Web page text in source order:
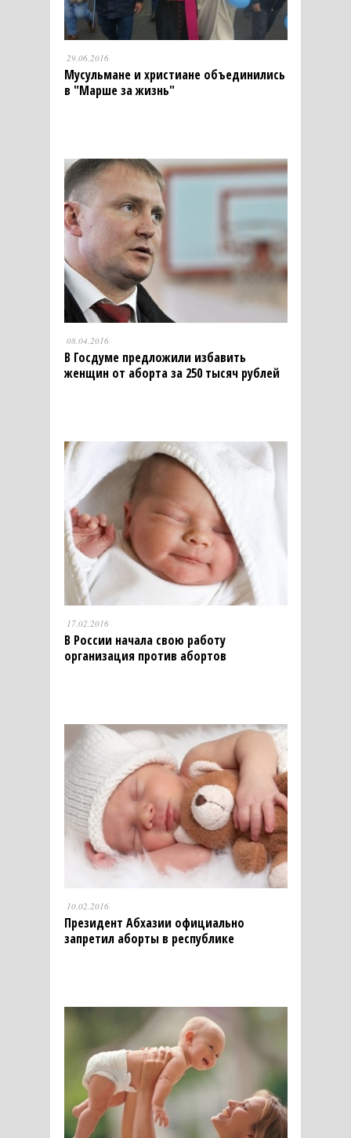
29.06.2016
Мусульмане и христиане объединились
в "Марше за жизнь"
08.04.2016
В Госдуме предложили избавить
женщин от аборта за 250 тысяч рублей
17.02.2016
В России начала свою работу
организация против абортов
10.02.2016
Президент Абхазии официально
запретил аборты в республике